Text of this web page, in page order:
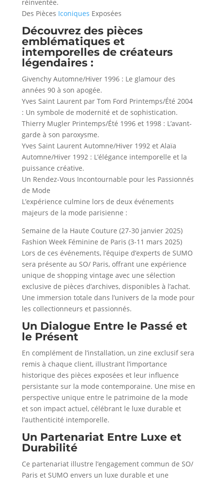
réinventée.
Des Pièces Iconiques Exposées
Découvrez des pièces
emblématiques et
intemporelles de créateurs
légendaires :
Givenchy Automne/Hiver 1996 : Le glamour des
années 90 à son apogée.
Yves Saint Laurent par Tom Ford Printemps/Été 2004
: Un symbole de modernité et de sophistication.
Thierry Mugler Printemps/Été 1996 et 1998 : L’avant-
garde à son paroxysme.
Yves Saint Laurent Automne/Hiver 1992 et Alaïa
Automne/Hiver 1992 : L’élégance intemporelle et la
puissance créative.
Un Rendez-Vous Incontournable pour les Passionnés
de Mode
L’expérience culmine lors de deux événements
majeurs de la mode parisienne :
Semaine de la Haute Couture (27-30 janvier 2025)
Fashion Week Féminine de Paris (3-11 mars 2025)
Lors de ces événements, l’équipe d’experts de SUMO
sera présente au SO/ Paris, offrant une expérience
unique de shopping vintage avec une sélection
exclusive de pièces d’archives, disponibles à l’achat.
Une immersion totale dans l’univers de la mode pour
les collectionneurs et passionnés.
Un Dialogue Entre le Passé et
le Présent
En complément de l’installation, un zine exclusif sera
remis à chaque client, illustrant l’importance
historique des pièces exposées et leur influence
persistante sur la mode contemporaine. Une mise en
perspective unique entre le patrimoine de la mode
et son impact actuel, célébrant le luxe durable et
l’authenticité intemporelle.
Un Partenariat Entre Luxe et
Durabilité
Ce partenariat illustre l’engagement commun de SO/
Paris et SUMO envers un luxe durable et une